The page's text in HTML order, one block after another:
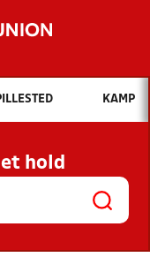
vil du søge efter?
OG NYHEDER
OG
KAMP
hold